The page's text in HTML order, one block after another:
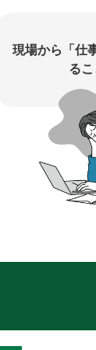
現場から「仕
る